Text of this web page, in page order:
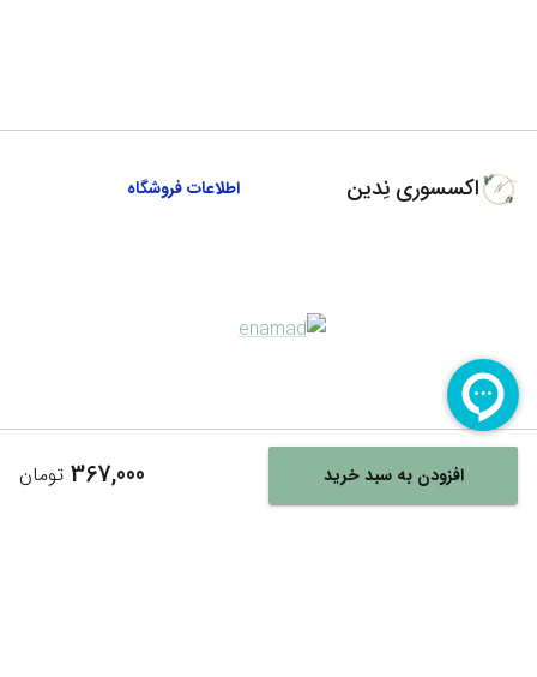
افزودن به سبد خرید 367,000 تومان
اکسسوری نِدین اطلاعات فروشگاه